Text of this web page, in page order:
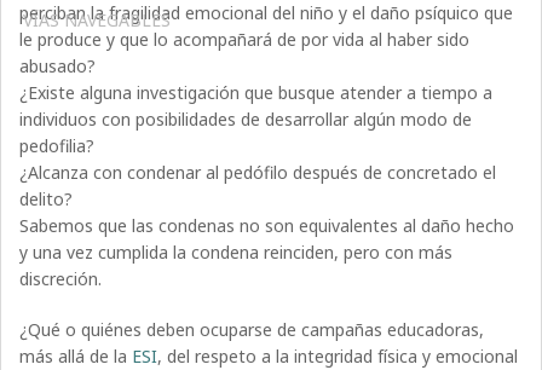
VÍAS NAVEGABLES
perciban la fragilidad emocional del niño y el daño psíquico que
le produce y que lo acompañará de por vida al haber sido
abusado?
¿Existe alguna investigación que busque atender a tiempo a
individuos con posibilidades de desarrollar algún modo de
pedofilia?
¿Alcanza con condenar al pedófilo después de concretado el
delito?
Sabemos que las condenas no son equivalentes al daño hecho
y una vez cumplida la condena reinciden, pero con más
discreción.
¿Qué o quiénes deben ocuparse de campañas educadoras,
más allá de la ESI, del respeto a la integridad física y emocional